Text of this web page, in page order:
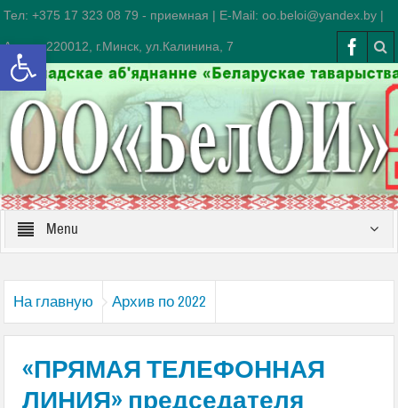
Тел: +375 17 323 08 79 - приемная | E-Mail: oo.beloi@yandex.by |
Адрес: 220012, г.Минск, ул.Калинина, 7
Menu
На главную Архив по 2022
«ПРЯМАЯ ТЕЛЕФОННАЯ
ЛИНИЯ» председателя
Открыть панель инструментов